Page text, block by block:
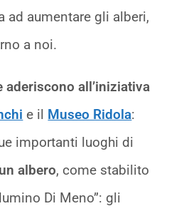
ad aumentare gli alberi,
a noi.
aderiscono all’iniziativa
e il Museo Ridola:
importanti luoghi di
albero, come stabilito
Di Meno”: gli